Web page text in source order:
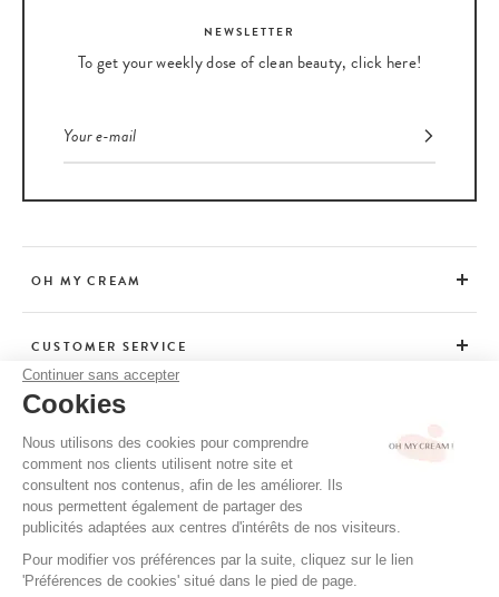
Continuer sans accepter
Cookies
Nous utilisons des cookies pour comprendre
comment nos clients utilisent notre site et
consultent nos contenus, afin de les améliorer. Ils
nous permettent également de partager des
publicités adaptées aux centres d'intérêts de nos visiteurs.
Pour modifier vos préférences par la suite, cliquez sur le lien
'Préférences de cookies' situé dans le pied de page.
NEWSLETTER
To get your weekly dose of clean beauty, click here!
OH MY CREAM
CUSTOMER SERVICE
ADVICE
CGV / CGU
TERMS OF USE
PRIVACY POLICY
CREDITS